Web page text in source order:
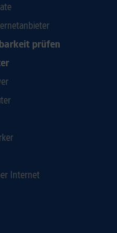
prüfen
Internet